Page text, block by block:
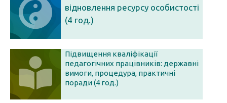
відновлення ресурсу особистості
(4 год.)
Підвищення кваліфікації
педагогічних працівників: державні
вимоги, процедура, практичні
поради (4 год.)